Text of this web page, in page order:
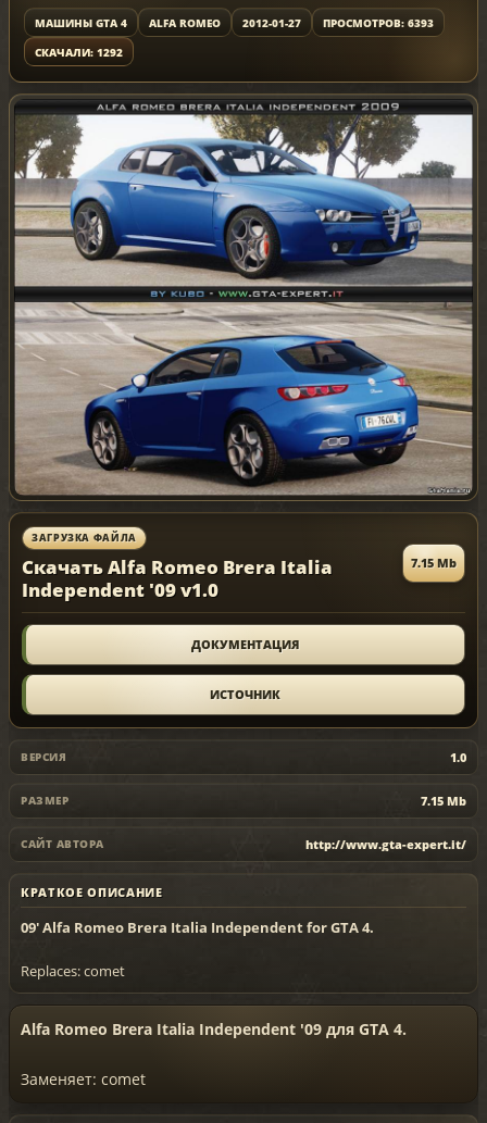
МАШИНЫ GTA 4 ALFA ROMEO 2012-01-27
ПРОСМОТРОВ: 6393
СКАЧАЛИ: 1292
ЗАГРУЗКА ФАЙЛА
Скачать Alfa Romeo Brera Italia
Independent '09 v1.0
7.15 Mb
ДОКУМЕНТАЦИЯ
ИСТОЧНИК
ВЕРСИЯ 1.0
РАЗМЕР 7.15 Mb
САЙТ АВТОРА http://www.gta-expert.it/
КРАТКОЕ ОПИСАНИЕ
09' Alfa Romeo Brera Italia Independent for GTA 4.
Replaces: comet
Alfa Romeo Brera Italia Independent '09 для GTA 4.
Заменяет: comet